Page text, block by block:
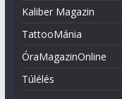
Kaliber Magazin
TattooMánia
ÓraMagazinOnline
Túlélés